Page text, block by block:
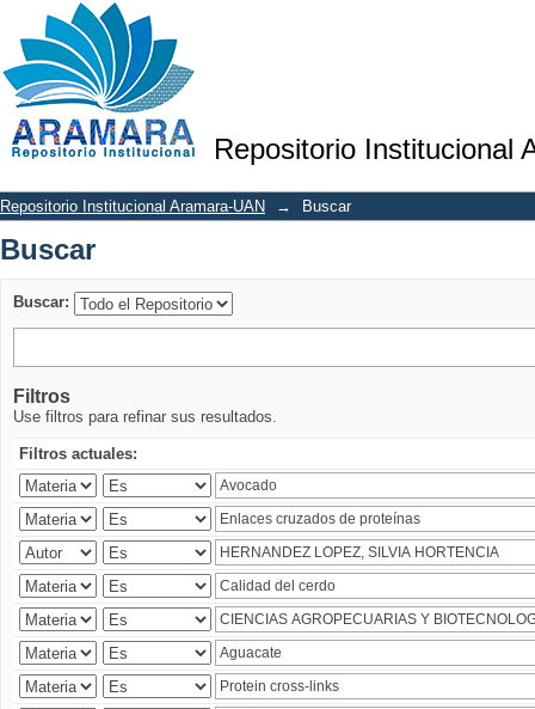
Repositorio Institucional
Buscar
Repositorio Institucional Aramara-UAN → Buscar
Buscar
Buscar:
Filtros
Use filtros para refinar sus resultados.
Filtros actuales: